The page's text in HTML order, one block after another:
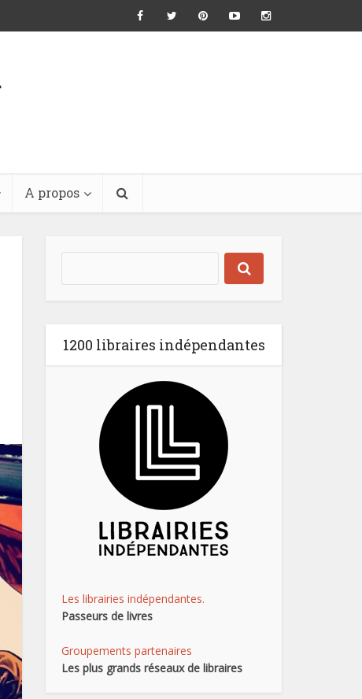
A propos
1200 libraires indépendantes
Les librairies indépendantes.
Passeurs de livres
Groupements partenaires
Les plus grands réseaux de libraires